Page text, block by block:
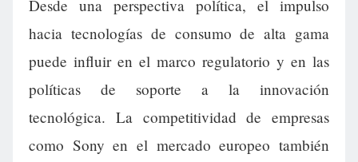
Desde una perspectiva política, el impulso
hacia tecnologías de consumo de alta gama
puede influir en el marco regulatorio y en las
políticas de soporte a la innovación
tecnológica. La competitividad de empresas
como Sony en el mercado europeo también